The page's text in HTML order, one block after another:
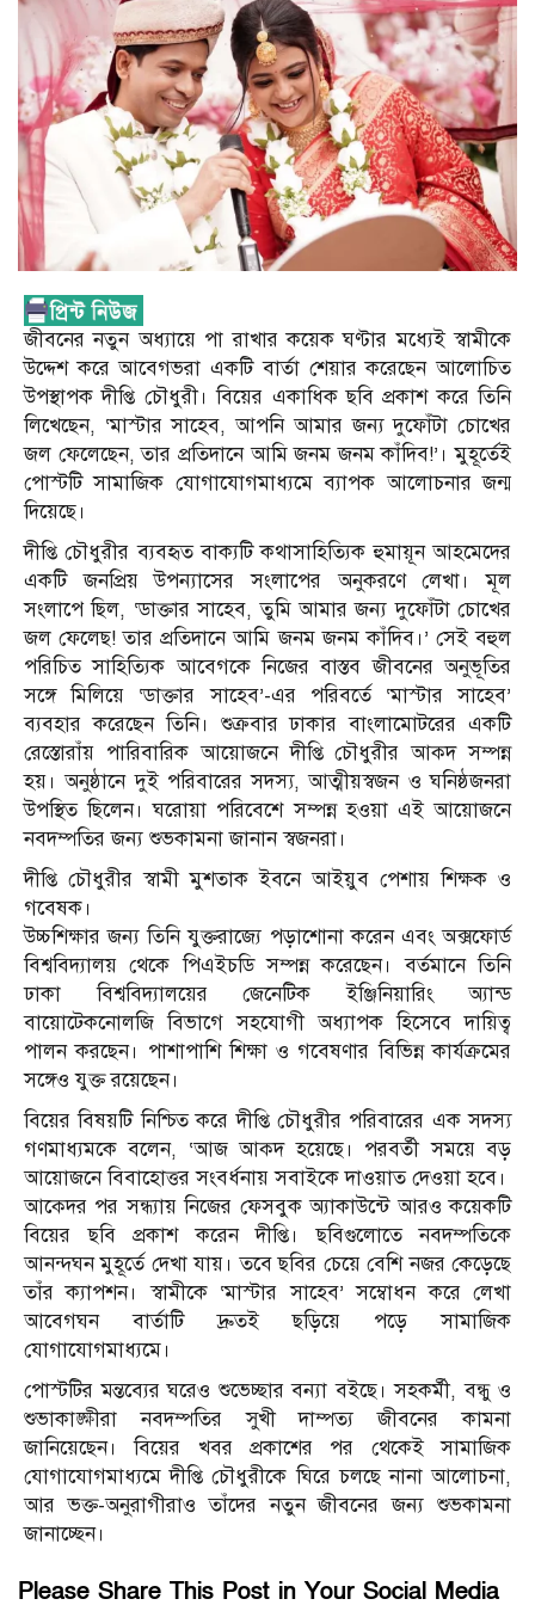
জীবনের নতুন অধ্যায়ে পা রাখার কয়েক ঘণ্টার মধ্যেই স্বামীকে
উদ্দেশ করে আবেগভরা একটি বার্তা শেয়ার করেছেন আলোচিত
উপস্থাপক দীপ্তি চৌধুরী। বিয়ের একাধিক ছবি প্রকাশ করে তিনি
লিখেছেন, ‘মাস্টার সাহেব, আপনি আমার জন্য দুফোঁটা চোখের
জল ফেলেছেন, তার প্রতিদানে আমি জনম জনম কাঁদিব!’। মুহূর্তেই
পোস্টটি সামাজিক যোগাযোগমাধ্যমে ব্যাপক আলোচনার জন্ম
দিয়েছে।
দীপ্তি চৌধুরীর ব্যবহৃত বাক্যটি কথাসাহিত্যিক হুমায়ূন আহমেদের
একটি জনপ্রিয় উপন্যাসের সংলাপের অনুকরণে লেখা। মূল
সংলাপে ছিল, ‘ডাক্তার সাহেব, তুমি আমার জন্য দুফোঁটা চোখের
জল ফেলেছ! তার প্রতিদানে আমি জনম জনম কাঁদিব।’ সেই বহুল
পরিচিত সাহিত্যিক আবেগকে নিজের বাস্তব জীবনের অনুভূতির
সঙ্গে মিলিয়ে ‘ডাক্তার সাহেব’-এর পরিবর্তে ‘মাস্টার সাহেব’
ব্যবহার করেছেন তিনি। শুক্রবার ঢাকার বাংলামোটরের একটি
রেস্তোরাঁয় পারিবারিক আয়োজনে দীপ্তি চৌধুরীর আক্দ সম্পন্ন
হয়। অনুষ্ঠানে দুই পরিবারের সদস্য, আত্মীয়স্বজন ও ঘনিষ্ঠজনরা
উপস্থিত ছিলেন। ঘরোয়া পরিবেশে সম্পন্ন হওয়া এই আয়োজনে
নবদম্পতির জন্য শুভকামনা জানান স্বজনরা।
দীপ্তি চৌধুরীর স্বামী মুশতাক ইবনে আইয়ুব পেশায় শিক্ষক ও
গবেষক।
উচ্চশিক্ষার জন্য তিনি যুক্তরাজ্যে পড়াশোনা করেন এবং অক্সফোর্ড
বিশ্ববিদ্যালয় থেকে পিএইচডি সম্পন্ন করেছেন। বর্তমানে তিনি
ঢাকা বিশ্ববিদ্যালয়ের জেনেটিক ইঞ্জিনিয়ারিং অ্যান্ড
বায়োটেকনোলজি বিভাগে সহযোগী অধ্যাপক হিসেবে দায়িত্ব
পালন করছেন। পাশাপাশি শিক্ষা ও গবেষণার বিভিন্ন কার্যক্রমের
সঙ্গেও যুক্ত রয়েছেন।
বিয়ের বিষয়টি নিশ্চিত করে দীপ্তি চৌধুরীর পরিবারের এক সদস্য
গণমাধ্যমকে বলেন, ‘আজ আক্দ হয়েছে। পরবর্তী সময়ে বড়
আয়োজনে বিবাহোত্তর সংবর্ধনায় সবাইকে দাওয়াত দেওয়া হবে।
আক্দের পর সন্ধ্যায় নিজের ফেসবুক অ্যাকাউন্টে আরও কয়েকটি
বিয়ের ছবি প্রকাশ করেন দীপ্তি। ছবিগুলোতে নবদম্পতিকে
আনন্দঘন মুহূর্তে দেখা যায়। তবে ছবির চেয়ে বেশি নজর কেড়েছে
তাঁর ক্যাপশন। স্বামীকে ‘মাস্টার সাহেব’ সম্বোধন করে লেখা
আবেগঘন বার্তাটি দ্রুতই ছড়িয়ে পড়ে সামাজিক
যোগাযোগমাধ্যমে।
পোস্টটির মন্তব্যের ঘরেও শুভেচ্ছার বন্যা বইছে। সহকর্মী, বন্ধু ও
শুভাকাঙ্ক্ষীরা নবদম্পতির সুখী দাম্পত্য জীবনের কামনা
জানিয়েছেন। বিয়ের খবর প্রকাশের পর থেকেই সামাজিক
যোগাযোগমাধ্যমে দীপ্তি চৌধুরীকে ঘিরে চলছে নানা আলোচনা,
আর ভক্ত-অনুরাগীরাও তাঁদের নতুন জীবনের জন্য শুভকামনা
জানাচ্ছেন।
Please Share This Post in Your Social Media